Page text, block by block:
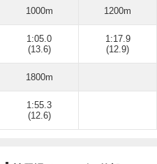
1000m 1200m
1:05.0
(13.6)
1:17.9
(12.9)
1800m
1:55.3
(12.6)